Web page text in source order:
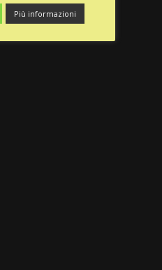
Più informazioni